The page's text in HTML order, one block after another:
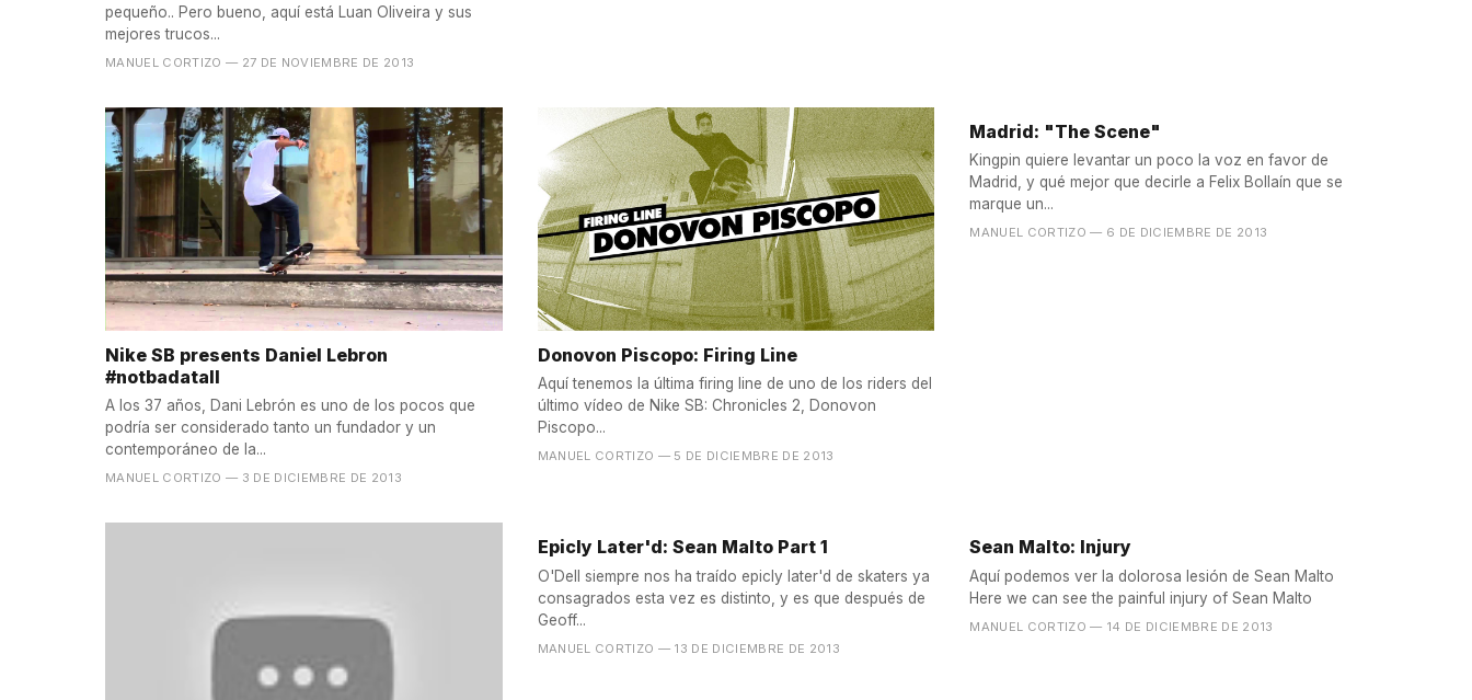
pequeño.. Pero bueno, aquí está Luan Oliveira y sus
mejores trucos...
MANUEL CORTIZO — 27 DE NOVIEMBRE DE 2013
Nike SB presents Daniel Lebron
#notbadatall
A los 37 años, Dani Lebrón es uno de los pocos que
podría ser considerado tanto un fundador y un
contemporáneo de la...
MANUEL CORTIZO — 3 DE DICIEMBRE DE 2013
Donovon Piscopo: Firing Line
Aquí tenemos la última firing line de uno de los riders del
último vídeo de Nike SB: Chronicles 2, Donovon
Piscopo...
MANUEL CORTIZO — 5 DE DICIEMBRE DE 2013
Madrid: "The Scene"
Kingpin quiere levantar un poco la voz en favor de
Madrid, y qué mejor que decirle a Felix Bollaín que se
marque un...
MANUEL CORTIZO — 6 DE DICIEMBRE DE 2013
Epicly Later'd: Sean Malto Part 1
O'Dell siempre nos ha traído epicly later'd de skaters ya
consagrados esta vez es distinto, y es que después de
Geoff...
MANUEL CORTIZO — 13 DE DICIEMBRE DE 2013
Sean Malto: Injury
Aquí podemos ver la dolorosa lesión de Sean Malto
Here we can see the painful injury of Sean Malto
MANUEL CORTIZO — 14 DE DICIEMBRE DE 2013